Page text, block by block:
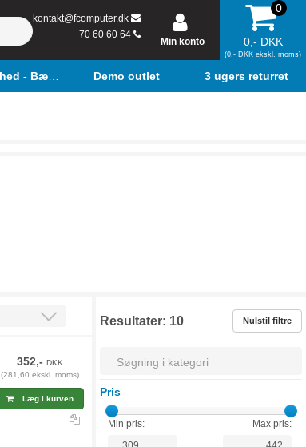
kontakt@fcomputer.dk
70 60 60 64
Min konto
0
0,- DKK
(0,- DKK ekskl. moms)
Refurbished - Bærbar Demo outlet 3 ugers returret
Resultater: 10 Nulstil filtre
Pris
Min pris: Max pris:
352,-DKK
(281,60 ekskl. moms)
Læg i kurven